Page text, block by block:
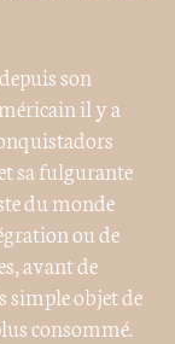
son
il y a
sa fulgurante
du monde
ou de
avant de
simple objet de
consommé.